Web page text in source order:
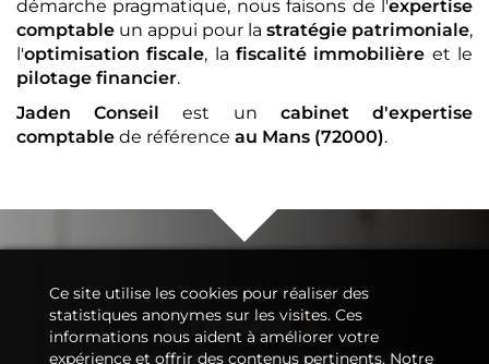
démarche pragmatique, nous faisons de l'expertise
comptable un appui pour la stratégie patrimoniale,
l'optimisation fiscale, lafiscalité immobilière et le
pilotage financier.
Jaden Conseil
est un cabinet d'expertise
comptable de référence au Mans (72000).
Conseil&
Ce site utilise les cookies pour réaliser des
statistiques anonymes sur les visites. Ces
informations nous aident à améliorer votre
expérience et offrir des contenus pertinents. Notre